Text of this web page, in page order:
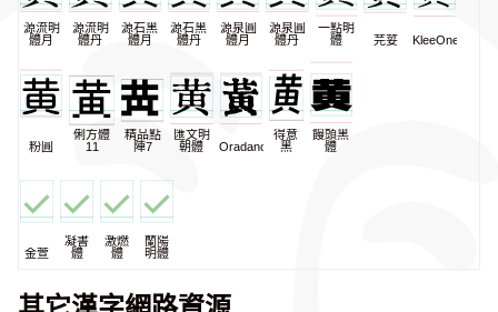
源流明
體月
源流明
體丹
源石黑
體月
源石黑
體丹
源泉圓
體月
源泉圓
體丹
一點明
體
芫荽 KleeOne
粉圓
俐方體
11
精品點
陣7
匯文明
朝體
Oradano
得意
黑
饅頭黑
體
金萱
凝書
體
激燃
體
蘭陽
明體